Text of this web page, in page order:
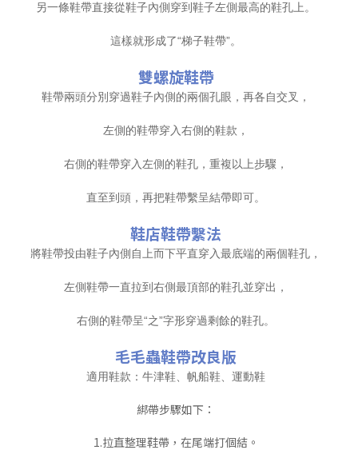
另一條鞋帶直接從鞋子內側穿到鞋子左側最高的鞋孔上。
這樣就形成了“梯子鞋帶”。
雙螺旋鞋帶
鞋帶兩頭分別穿過鞋子內側的兩個孔眼，再各自交叉，
左側的鞋帶穿入右側的鞋款，
右側的鞋帶穿入左側的鞋孔，重複以上步驟，
直至到頭，再把鞋帶繫呈結帶即可。
鞋店鞋帶繫法
將鞋帶投由鞋子內側自上而下平直穿入最底端的兩個鞋孔，
左側鞋帶一直拉到右側最頂部的鞋孔並穿出，
右側的鞋帶呈“之”字形穿過剩餘的鞋孔。
毛毛蟲鞋帶改良版
適用鞋款：牛津鞋、帆船鞋、運動鞋
綁帶步驟如下：
1.拉直整理鞋帶，在尾端打個結。